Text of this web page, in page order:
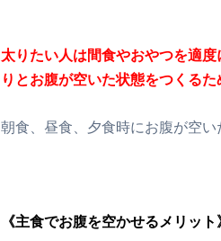
太りたい人は間食やおやつを適
りとお腹が空いた状態をつくるた
朝食、昼食、夕食時にお腹が空い
《主食でお腹を空かせるメリット